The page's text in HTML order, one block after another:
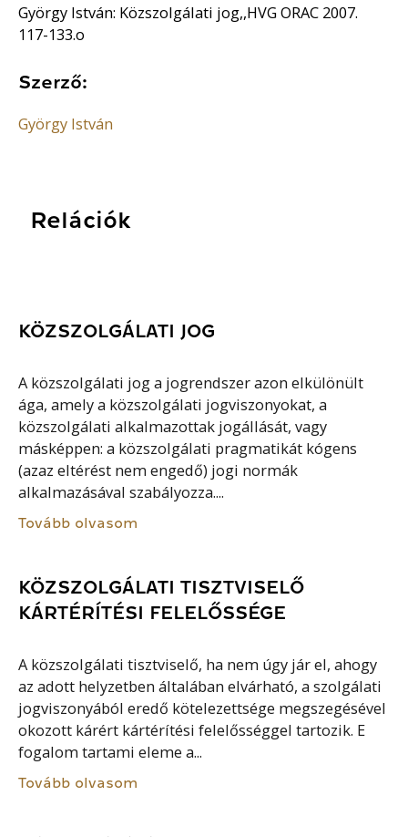
György István: Közszolgálati jog,,HVG ORAC 2007.
117-133.o
Szerző:
György István
Relációk
KÖZSZOLGÁLATI JOG
A közszolgálati jog a jogrendszer azon elkülönült
ága, amely a közszolgálati jogviszonyokat, a
közszolgálati alkalmazottak jogállását, vagy
másképpen: a közszolgálati pragmatikát kógens
(azaz eltérést nem engedő) jogi normák
alkalmazásával szabályozza....
Tovább olvasom
KÖZSZOLGÁLATI TISZTVISELŐ
KÁRTÉRÍTÉSI FELELŐSSÉGE
A közszolgálati tisztviselő, ha nem úgy jár el, ahogy
az adott helyzetben általában elvárható, a szolgálati
jogviszonyából eredő kötelezettsége megszegésével
okozott kárért kártérítési felelősséggel tartozik. E
fogalom tartami eleme a...
Tovább olvasom